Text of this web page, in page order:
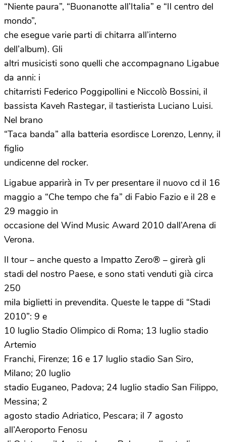
“Niente paura”, “Buonanotte all’Italia” e “Il centro del
mondo”,
che esegue varie parti di chitarra all’interno
dell’album). Gli
altri musicisti sono quelli che accompagnano Ligabue
da anni: i
chitarristi Federico Poggipollini e Niccolò Bossini, il
bassista Kaveh Rastegar, il tastierista Luciano Luisi.
Nel brano
“Taca banda” alla batteria esordisce Lorenzo, Lenny, il
figlio
undicenne del rocker.
Ligabue apparirà in Tv per presentare il nuovo cd il 16
maggio a “Che tempo che fa” di Fabio Fazio e il 28 e
29 maggio in
occasione del Wind Music Award 2010 dall’Arena di
Verona.
Il tour – anche questo a Impatto Zero® – girerà gli
stadi del nostro Paese, e sono stati venduti già circa
250
mila biglietti in prevendita. Queste le tappe di “Stadi
2010”: 9 e
10 luglio Stadio Olimpico di Roma; 13 luglio stadio
Artemio
Franchi, Firenze; 16 e 17 luglio stadio San Siro,
Milano; 20 luglio
stadio Euganeo, Padova; 24 luglio stadio San Filippo,
Messina; 2
agosto stadio Adriatico, Pescara; il 7 agosto
all’Aeroporto Fenosu